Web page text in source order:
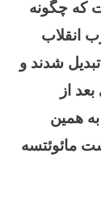
که چگونه
انقلاب
شدند و
از
همین
مائوئتسه